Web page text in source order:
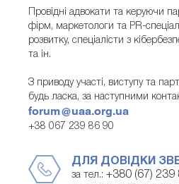
Провідні адвокати та керуючи
фірм, маркетологи та PR-
розвитку, спеціалісти з
та ін.
З приводу участі, виступу та
будь ласка, за наступними
forum@uaa.org.ua
+38 067 239 86 90
ДЛЯ ДОВІДКИ
за тел.: +380 (67) 239